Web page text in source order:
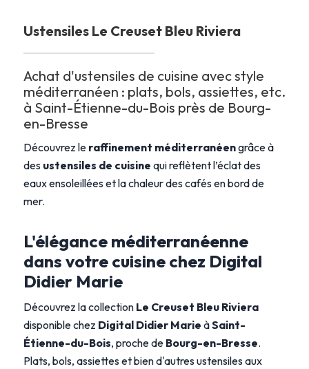
Ustensiles Le Creuset Bleu Riviera
Achat d'ustensiles de cuisine avec style
méditerranéen : plats, bols, assiettes, etc.
à Saint-Étienne-du-Bois près de Bourg-
en-Bresse
Découvrez le raffinement méditerranéengrâce à
des ustensiles de cuisine qui reflètent l’éclat des
eaux ensoleillées et la chaleur des cafés en bord de
mer.
L'élégance méditerranéenne
dans votre cuisine chez Digital
Didier Marie
Découvrez la collection Le Creuset Bleu Riviera
disponible chez Digital Didier Marie àSaint-
Étienne-du-Bois, proche de Bourg-en-Bresse.
Plats, bols, assiettes et bien d'autres ustensiles aux